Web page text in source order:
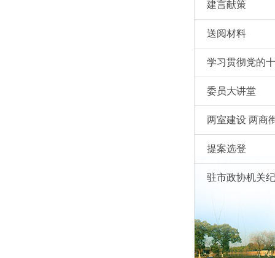
建言献策
送阅材料
学习贯彻党的
会精神
委员大讲堂
两室建设 两商
提案选登
驻市政协机关